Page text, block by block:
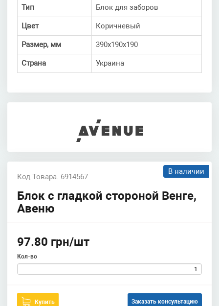
Тип Блок для заборов
Цвет Коричневый
Размер, мм 390х190х190
Страна Украина
Код Товара: 6914567
В наличии
Блок с гладкой стороной Венге,
Авеню
97.80 грн/шт
Кол-во
Купить Заказать консультацию